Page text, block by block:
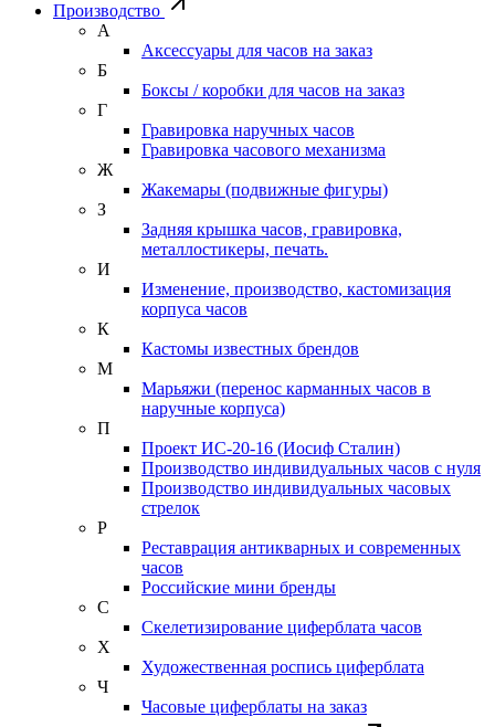
Производство
А
Аксессуары для часов на заказ
Б
Боксы / коробки для часов на заказ
Г
Гравировка наручных часов
Гравировка часового механизма
Ж
Жакемары (подвижные фигуры)
З
Задняя крышка часов, гравировка,
металлостикеры, печать.
И
Изменение, производство, кастомизация
корпуса часов
К
Кастомы известных брендов
М
Марьяжи (перенос карманных часов в
наручные корпуса)
П
Проект ИС-20-16 (Иосиф Сталин)
Производство индивидуальных часов с нуля
Производство индивидуальных часовых
стрелок
Р
Реставрация антикварных и современных
часов
Российские мини бренды
С
Скелетизирование циферблата часов
Х
Художественная роспись циферблата
Ч
Часовые циферблаты на заказ